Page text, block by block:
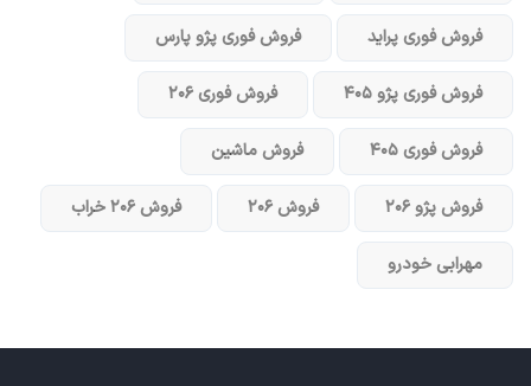
فروش فوری پراید فروش فوری پژو پارس
فروش فوری پژو ۴۰۵ فروش فوری ۲۰۶
فروش فوری ۴۰۵ فروش ماشین
فروش پژو ۲۰۶ فروش ۲۰۶ فروش ۲۰۶ خراب
مهرابی خودرو